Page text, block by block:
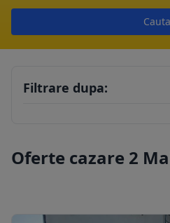
Cauta
Filtrare dupa:
Oferte cazare 2